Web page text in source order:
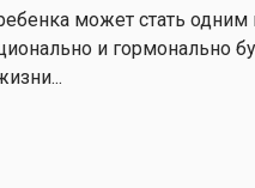
может стать одним
и гормонально